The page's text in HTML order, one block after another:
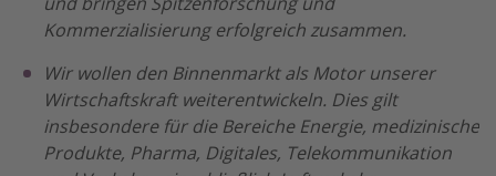
Kommerzialisierung erfolgreich zusammen.
Wir wollen den Binnenmarkt als Motor unserer
Wirtschaftskraft weiterentwickeln. Dies gilt
insbesondere für die Bereiche Energie, medizinische
Produkte, Pharma, Digitales, Telekommunikation